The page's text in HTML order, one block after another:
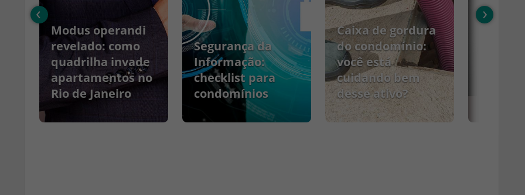
Modus operandi
revelado: como
quadrilha invade
apartamentos no
Rio de Janeiro
Segurança da
Informação:
checklist para
condomínios
Caixa de gordura
do condomínio:
você está
cuidando bem
desse ativo?
‹ ›